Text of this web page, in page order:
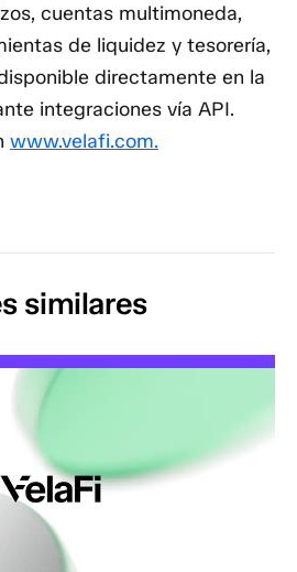
cuentas multimoneda,
de liquidez y tesorería,
directamente en la
integraciones vía API.
www.velafi.com.
similares